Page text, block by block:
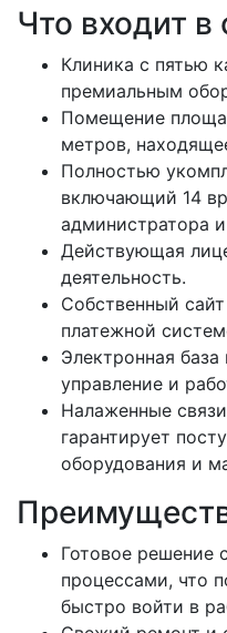
Что входит в
Клиника с пятью
премиальным
Помещение
метров,
Полностью
включающий 14
администратора
Действующая
деятельность.
Собственный
платежной
Электронная
управление и
Налаженные
гарантирует
оборудования и
Готовое решение
процессами, что
быстро войти в